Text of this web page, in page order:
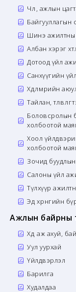
Чөлөө, ажлын
Байгууллагын
Шинэ ажилтны
Албан хэрэг
Дотоод үйл
Санхүүгийн
Хөдөлмөрийн
Тайлан,
Боловсролын
холбоотой
Хоол
холбоотой
Зочид
Салоны үйл
Түлхүүр
Эд хөрөнгийн
Ажлын байрны
Хөдөө аж ахуй,
Уул уурхай
Үйлдвэрлэл
Барилга
Худалдаа